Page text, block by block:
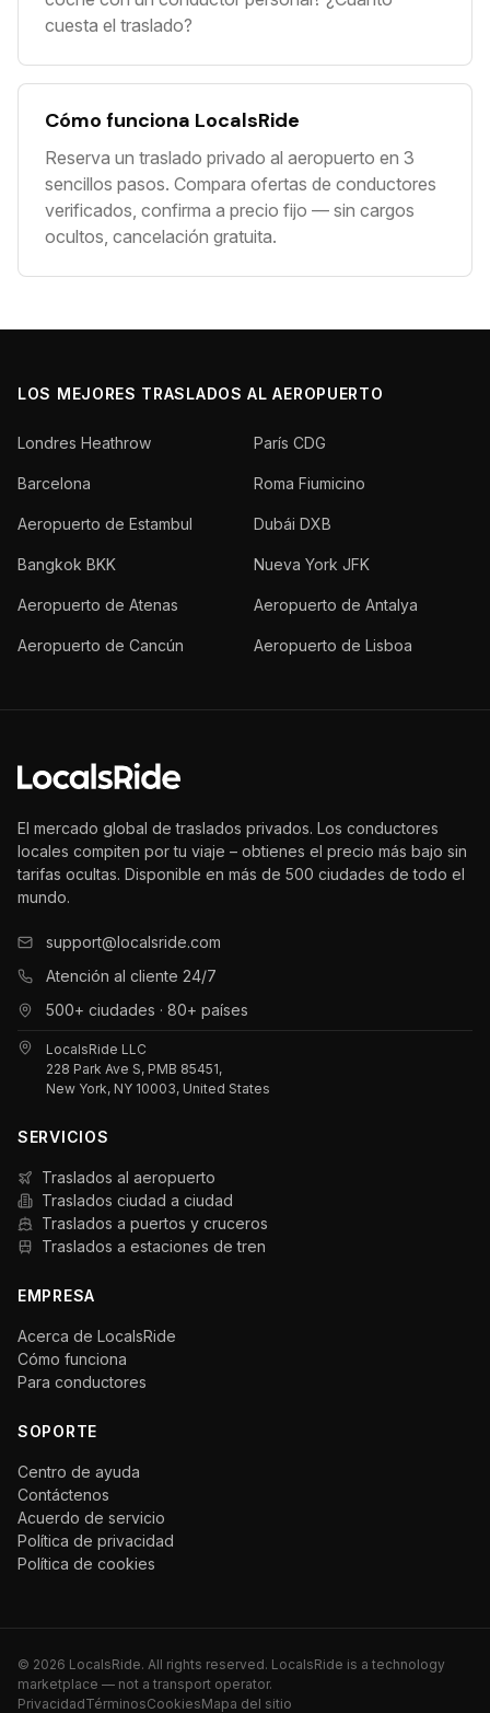
cuesta el traslado?
Cómo funciona LocalsRide
Reserva un traslado privado al aeropuerto en 3
sencillos pasos. Compara ofertas de conductores
verificados, confirma a precio fijo — sin cargos
ocultos, cancelación gratuita.
LOS MEJORES TRASLADOS AL AEROPUERTO
Londres Heathrow París CDG
Barcelona Roma Fiumicino
Aeropuerto de Estambul Dubái DXB
Bangkok BKK Nueva York JFK
Aeropuerto de Atenas Aeropuerto de Antalya
Aeropuerto de Cancún Aeropuerto de Lisboa
El mercado global de traslados privados. Los conductores
locales compiten por tu viaje – obtienes el precio más bajo sin
tarifas ocultas. Disponible en más de 500 ciudades de todo el
mundo.
support@localsride.com
Atención al cliente 24/7
500+ ciudades · 80+ países
LocalsRide LLC
228 Park Ave S, PMB 85451,
New York, NY 10003, United States
SERVICIOS
Traslados al aeropuerto
Traslados ciudad a ciudad
Traslados a puertos y cruceros
Traslados a estaciones de tren
EMPRESA
Acerca de LocalsRide
Cómo funciona
Para conductores
SOPORTE
Centro de ayuda
Contáctenos
Acuerdo de servicio
Política de privacidad
Política de cookies
© 2026 LocalsRide. All rights reserved. LocalsRide is a technology
marketplace — not a transport operator.
PrivacidadTérminosCookiesMapa del sitio